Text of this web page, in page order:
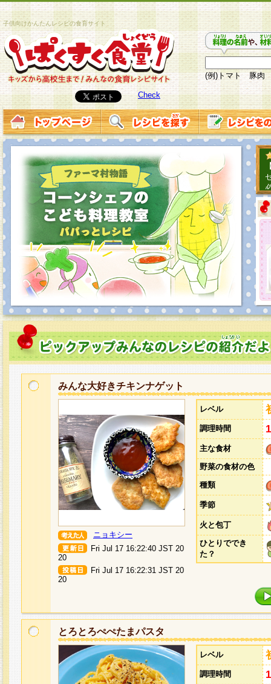
子供向けかんたんレシピの食育サイト
(例)トマト 豚肉
Check
みんな大好きチキンナゲット
ニョキシー
Fri Jul 17 16:22:40 JST 20
20
Fri Jul 17 16:22:31 JST 20
20
レベル
調理時間
主な食材
野菜の食材の色
種類
季節
火と包丁
ひとりででき
た？
とろとろぺぺたまパスタ
レベル
調理時間